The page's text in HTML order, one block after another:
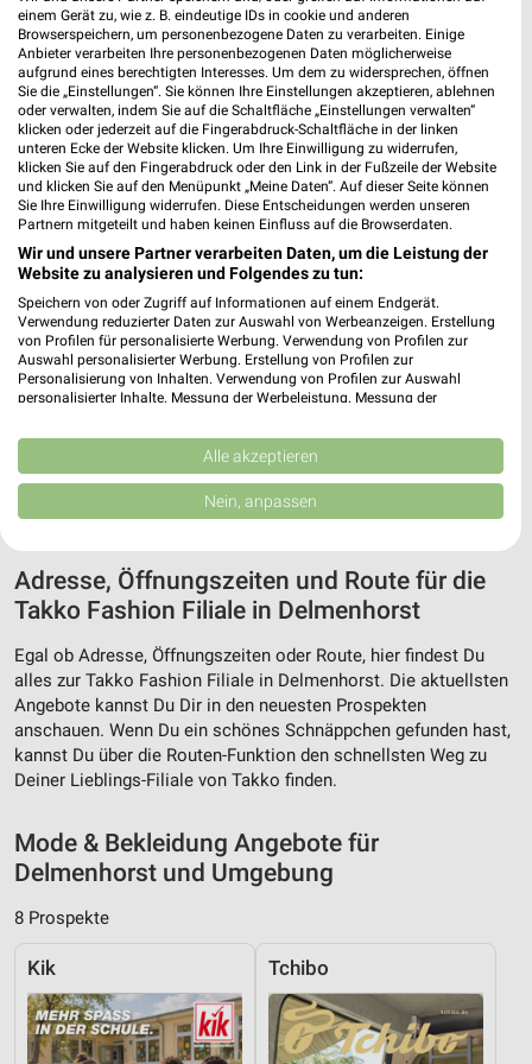
Alter Dorfweg 30-50
28259 Bremen
Heute 09:30 - 19:00 Uhr |
Geöffnet
7,63 km
Adresse, Öffnungszeiten und Route für die
Takko Fashion Filiale in Delmenhorst
Egal ob Adresse, Öffnungszeiten oder Route, hier findest Du
alles zur Takko Fashion Filiale in Delmenhorst. Die aktuellsten
Angebote kannst Du Dir in den neuesten Prospekten
anschauen. Wenn Du ein schönes Schnäppchen gefunden hast,
kannst Du über die Routen-Funktion den schnellsten Weg zu
Deiner Lieblings-Filiale von Takko finden.
Mode & Bekleidung Angebote für
Delmenhorst und Umgebung
8 Prospekte
Kik Tchibo
einem Gerät zu, wie z. B. eindeutige IDs in cookie und anderen
Browserspeichern, um personenbezogene Daten zu verarbeiten. Einige
Anbieter verarbeiten Ihre personenbezogenen Daten möglicherweise
aufgrund eines berechtigten Interesses. Um dem zu widersprechen, öffnen
Sie die „Einstellungen“. Sie können Ihre Einstellungen akzeptieren, ablehnen
oder verwalten, indem Sie auf die Schaltfläche „Einstellungen verwalten“
klicken oder jederzeit auf die Fingerabdruck-Schaltfläche in der linken
unteren Ecke der Website klicken. Um Ihre Einwilligung zu widerrufen,
klicken Sie auf den Fingerabdruck oder den Link in der Fußzeile der Website
und klicken Sie auf den Menüpunkt „Meine Daten“. Auf dieser Seite können
Sie Ihre Einwilligung widerrufen. Diese Entscheidungen werden unseren
Partnern mitgeteilt und haben keinen Einfluss auf die Browserdaten.
Wir und unsere Partner verarbeiten Daten, um die Leistung der
Website zu analysieren und Folgendes zu tun:
Speichern von oder Zugriff auf Informationen auf einem Endgerät.
Verwendung reduzierter Daten zur Auswahl von Werbeanzeigen. Erstellung
von Profilen für personalisierte Werbung. Verwendung von Profilen zur
Auswahl personalisierter Werbung. Erstellung von Profilen zur
Personalisierung von Inhalten. Verwendung von Profilen zur Auswahl
personalisierter Inhalte. Messung der Werbeleistung. Messung der
Kombinationen von Daten aus verschiedenen Quellen. Entwicklung und
Verbesserung der Angebote. Verwendung reduzierter Daten zur Auswahl
von Inhalten.
Daten können außerhalb der Europäischen Union weitergegeben und in die
USA gesendet werden.
Website/App.
Partnerliste anzeigen (1 IAB-Anbieter)
Wir nutzen Ihre Daten für folgende Zwecke:
IAB-Verarbeitungszwecke:
Speichern von oder Zugriff auf Informationen
auf einem Endgerät
Verwendung reduzierter Daten zur Auswahl von
Werbeanzeigen
Werbung
Verwendung von Profilen zur Auswahl
personalisierter Werbung
Erstellung von Profilen zur Personalisierung
von Inhalten
Verwendung von Profilen zur Auswahl
personalisierter Inhalte
Alle akzeptieren
Nein, anpassen